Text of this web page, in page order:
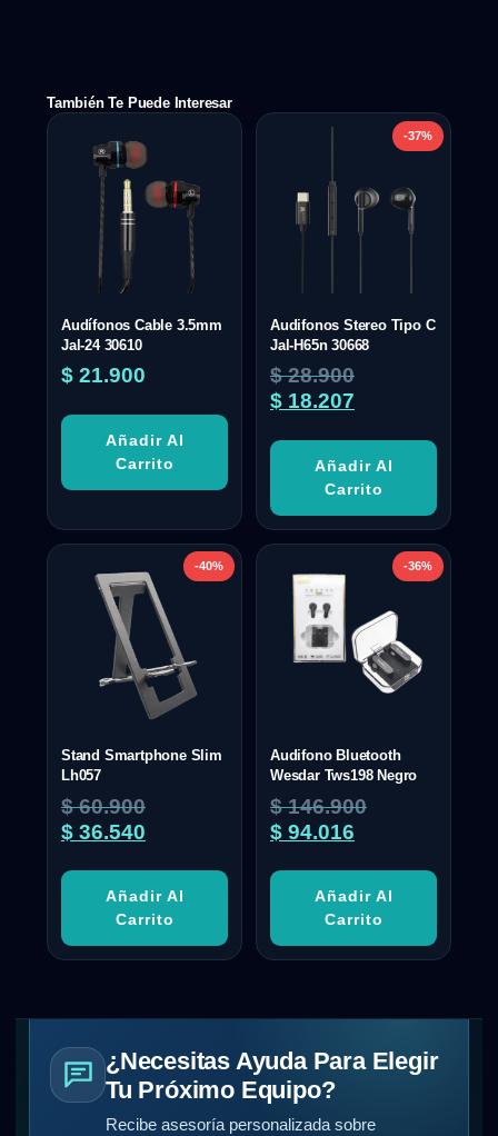
También Te Puede Interesar
Audífonos Cable 3.5mm
Jal-24 30610
$ 21.900
Añadir Al
Carrito
-37%
Audifonos Stereo Tipo C
Jal-H65n 30668
$28.900
$ 18.207
Añadir Al
Carrito
-40%
Stand Smartphone Slim
Lh057
$60.900
$ 36.540
Añadir Al
Carrito
-36%
Audifono Bluetooth
Wesdar Tws198 Negro
$146.900
$ 94.016
Añadir Al
Carrito
¿Necesitas Ayuda Para Elegir
Tu Próximo Equipo?
Recibe asesoría personalizada sobre